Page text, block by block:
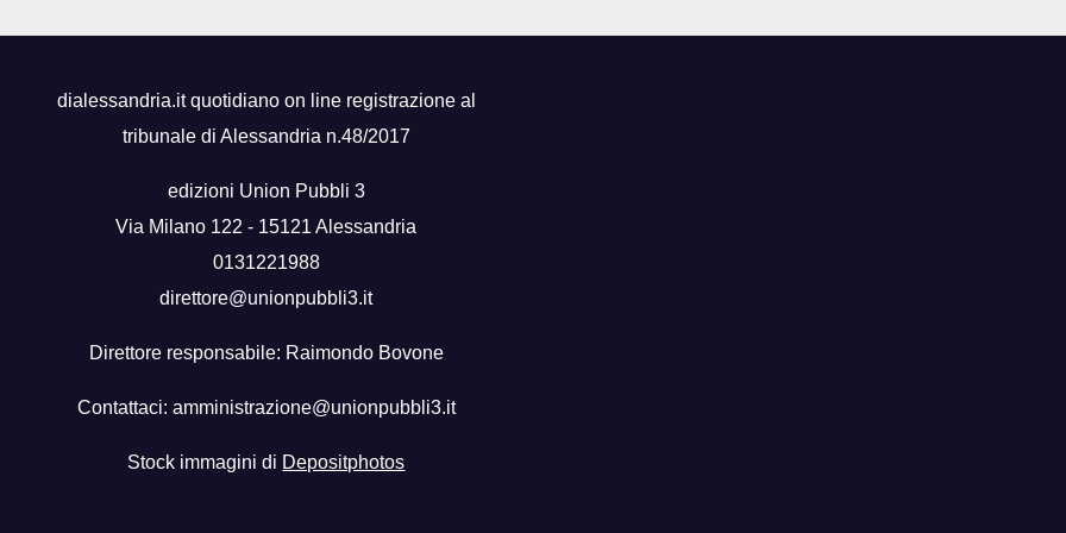
dialessandria.it quotidiano on line registrazione al
tribunale di Alessandria n.48/2017
edizioni Union Pubbli 3
Via Milano 122 - 15121 Alessandria
0131221988
direttore@unionpubbli3.it
Direttore responsabile: Raimondo Bovone
Contattaci: amministrazione@unionpubbli3.it
Stock immagini di Depositphotos